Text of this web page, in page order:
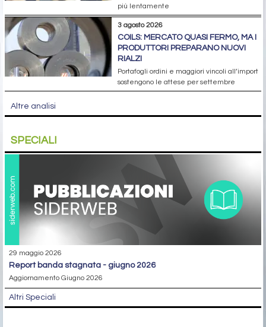
più lentamente
3 agosto 2026
COILS: MERCATO QUASI FERMO, MA I
PRODUTTORI PREPARANO NUOVI
RIALZI
Portafogli ordini e maggiori vincoli all’import
sostengono le attese per settembre
Altre analisi
SPECIALI
29 maggio 2026
report banda stagnata - giugno 2026
Aggiornamento Giugno 2026
Altri Speciali